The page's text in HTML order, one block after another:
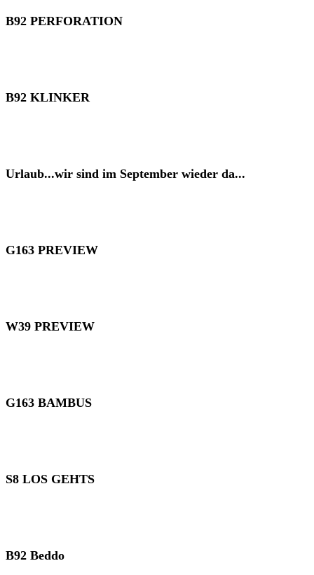
B92 PERFORATION
B92 KLINKER
Urlaub...wir sind im September wieder da...
G163 PREVIEW
W39 PREVIEW
G163 BAMBUS
S8 LOS GEHTS
B92 Beddo